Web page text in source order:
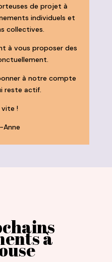
de projet à
individuels et
collectives.
à vous proposer des
à notre compte
reste actif.
vite !
Anne
à